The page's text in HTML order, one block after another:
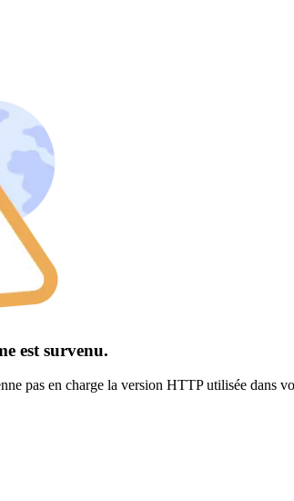
est survenu.
pas en charge la version HTTP utilisée dans